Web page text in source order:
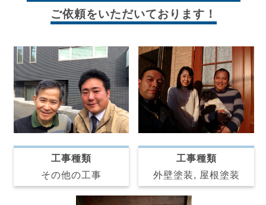
ご依頼をいただいております！
工事種類
その他の工事
工事種類
外壁塗装, 屋根塗装